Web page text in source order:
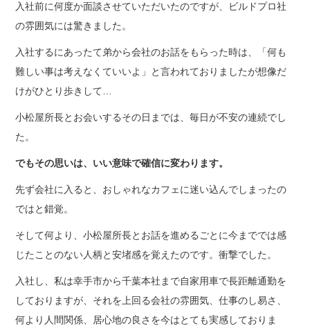
入社前に何度か面談させていただいたのですが、ビルドプロ社
の雰囲気には驚きました。
入社するにあったて弟から会社のお話をもらった時は、「何も
難しい事は考えなくていいよ」と言われておりましたが想像だ
けがひとり歩きして…
小松屋所長とお会いするその日までは、毎日が不安の連続でし
た。
でもその思いは、いい意味で確信に変わります。
先ず会社に入ると、おしゃれなカフェに迷い込んでしまったの
ではと錯覚。
そして何より、小松屋所長とお話を進めるごとに今まででは感
じたことのない人柄と安堵感を覚えたのです。衝撃でした。
入社し、私は幸手市から千葉本社まで自家用車で長距離通勤を
しておりますが、それを上回る会社の雰囲気、仕事のし易さ、
何より人間関係、居心地の良さを今はとても実感しておりま